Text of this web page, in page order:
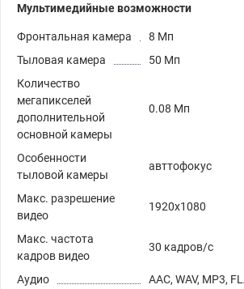
Мультимедийные возможности
Фронтальная камера
8 Мп
Тыловая камера
50 Мп
Количество
мегапикселей
дополнительной
основной камеры
0.08 Мп
Особенности
тыловой камеры
авттофокус
Макс. разрешение
видео
1920х1080
Макс. частота
кадров видео
30 кадров/с
Аудио
AAC, WAV, MP3,